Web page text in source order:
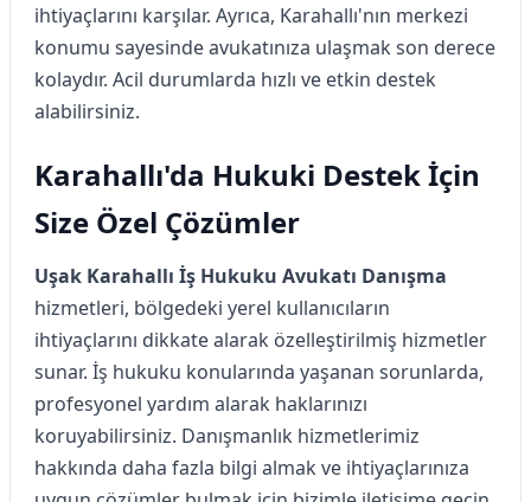
ihtiyaçlarını karşılar. Ayrıca, Karahallı'nın merkezi
konumu sayesinde avukatınıza ulaşmak son derece
kolaydır. Acil durumlarda hızlı ve etkin destek
alabilirsiniz.
Karahallı'da Hukuki Destek İçin
Size Özel Çözümler
Uşak Karahallı İş Hukuku Avukatı Danışma
hizmetleri, bölgedeki yerel kullanıcıların
ihtiyaçlarını dikkate alarak özelleştirilmiş hizmetler
sunar. İş hukuku konularında yaşanan sorunlarda,
profesyonel yardım alarak haklarınızı
koruyabilirsiniz. Danışmanlık hizmetlerimiz
hakkında daha fazla bilgi almak ve ihtiyaçlarınıza